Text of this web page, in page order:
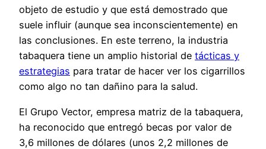
objeto de estudio y que está demostrado que
suele influir (aunque sea inconscientemente) en
las conclusiones. En este terreno, la industria
tabaquera tiene un amplio historial de tácticas y
estrategias para tratar de hacer ver los cigarrillos
como algo no tan dañino para la salud.
El Grupo Vector, empresa matriz de la tabaquera,
ha reconocido que entregó becas por valor de
3,6 millones de dólares (unos 2,2 millones de